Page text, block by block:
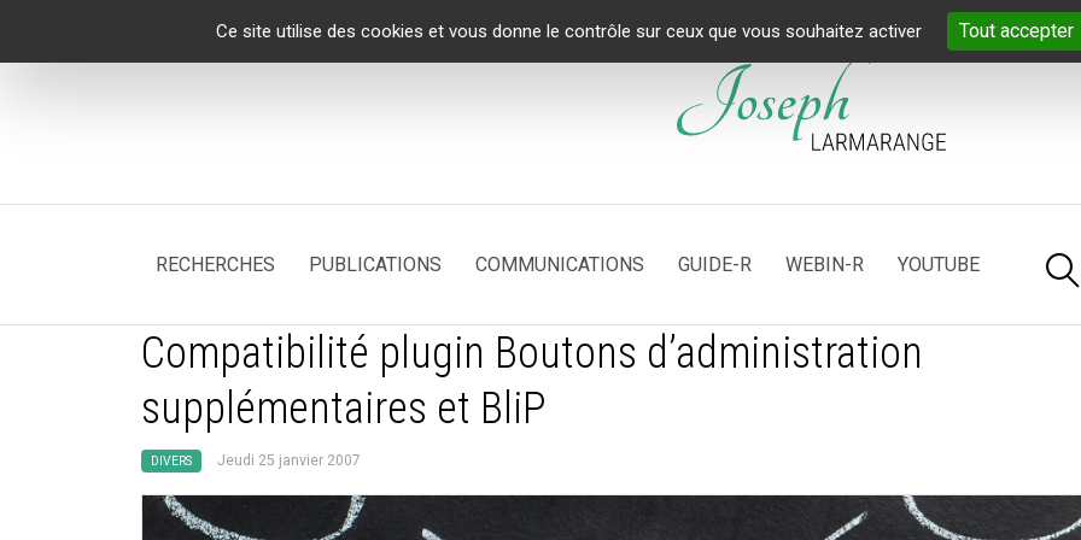
Ce site utilise des cookies et vous donne le contrôle sur ceux que vous souhaitez activer Tout accepter
RECHERCHES PUBLICATIONS COMMUNICATIONS GUIDE-R WEBIN-R YOUTUBE
Compatibilité plugin Boutons d’administration
supplémentaires et BliP
DIVERS Jeudi 25 janvier 2007